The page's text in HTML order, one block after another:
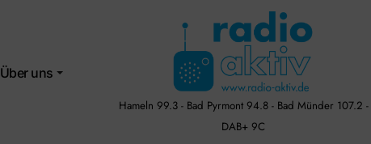
Über uns
Hameln 99.3 - Bad Pyrmont 94.8 - Bad Münder 107.2 -
DAB+ 9C